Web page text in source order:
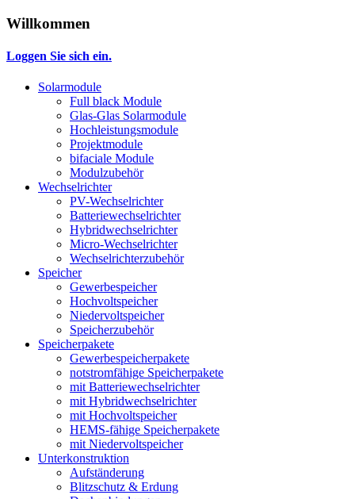
Willkommen
Loggen Sie sich ein.
Solarmodule
Full black Module
Glas-Glas Solarmodule
Hochleistungsmodule
Projektmodule
bifaciale Module
Modulzubehör
Wechselrichter
PV-Wechselrichter
Batteriewechselrichter
Hybridwechselrichter
Micro-Wechselrichter
Wechselrichterzubehör
Speicher
Gewerbespeicher
Hochvoltspeicher
Niedervoltspeicher
Speicherzubehör
Speicherpakete
Gewerbespeicherpakete
notstromfähige Speicherpakete
mit Batteriewechselrichter
mit Hybridwechselrichter
mit Hochvoltspeicher
HEMS-fähige Speicherpakete
mit Niedervoltspeicher
Unterkonstruktion
Aufständerung
Blitzschutz & Erdung